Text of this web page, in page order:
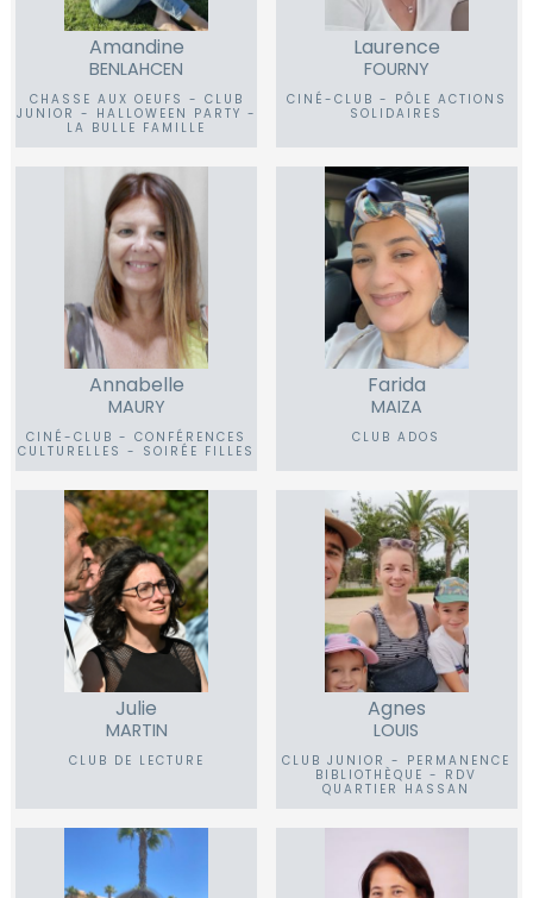
Amandine
BENLAHCEN
CHASSE AUX OEUFS - CLUB
JUNIOR - HALLOWEEN PARTY -
LA BULLE FAMILLE
Laurence
FOURNY
CINÉ-CLUB - PÔLE ACTIONS
SOLIDAIRES
Annabelle
MAURY
CINÉ-CLUB - CONFÉRENCES
CULTURELLES - SOIRÉE FILLES
Farida
MAIZA
CLUB ADOS
Julie
MARTIN
CLUB DE LECTURE
Agnes
LOUIS
CLUB JUNIOR - PERMANENCE
BIBLIOTHÈQUE - RDV
QUARTIER HASSAN